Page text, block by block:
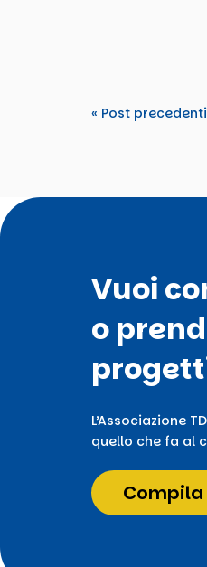
« Post precedenti
Vuoi
o
L’Associazione
quello che fa al